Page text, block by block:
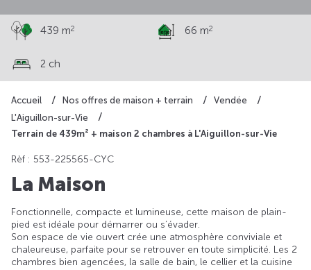
Accueil Nos offres de maison + terrain
Vendée
L'Aiguillon-sur-Vie
Terrain de 439m² + maison 2 chambres à L'Aiguillon-sur-Vie
439 m2 66 m2
2 ch
Rèf : 553-225565-CYC
La Maison
Fonctionnelle, compacte et lumineuse, cette maison de plain-
pied est idéale pour démarrer ou s’évader.
Son espace de vie ouvert crée une atmosphère conviviale et
chaleureuse, parfaite pour se retrouver en toute simplicité. Les 2
chambres bien agencées, la salle de bain, le cellier et la cuisine